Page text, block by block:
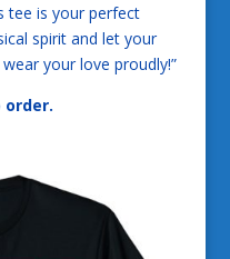
tee is your perfect
spirit and let your
your love proudly!”